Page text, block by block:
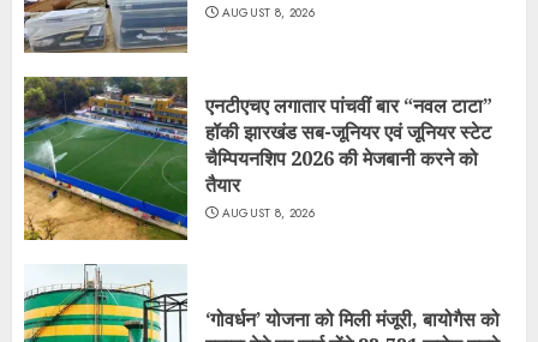
AUGUST 8, 2026
एनटीएचए लगातार पांचवीं बार “नवल टाटा”
हॉकी झारखंड सब-जूनियर एवं जूनियर स्टेट
चैम्पियनशिप 2026 की मेजबानी करने को
तैयार
AUGUST 8, 2026
‘गोवर्धन’ योजना को मिली मंजूरी, बायोगैस को